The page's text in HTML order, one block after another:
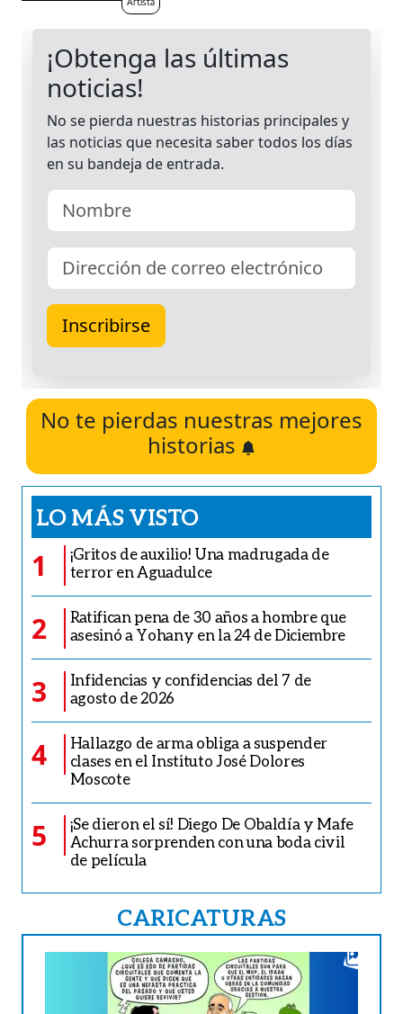
No te pierdas nuestras mejores
historias
LO MÁS VISTO
1
¡Gritos de auxilio! Una madrugada de
terror en Aguadulce
2
Ratifican pena de 30 años a hombre que
asesinó a Yohany en la 24 de Diciembre
3
Infidencias y confidencias del 7 de
agosto de 2026
4
Hallazgo de arma obliga a suspender
clases en el Instituto José Dolores
Moscote
5
¡Se dieron el sí! Diego De Obaldía y Mafe
Achurra sorprenden con una boda civil
de película
CARICATURAS